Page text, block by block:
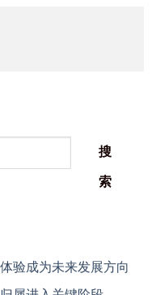
搜
索
验成为未来发展方向